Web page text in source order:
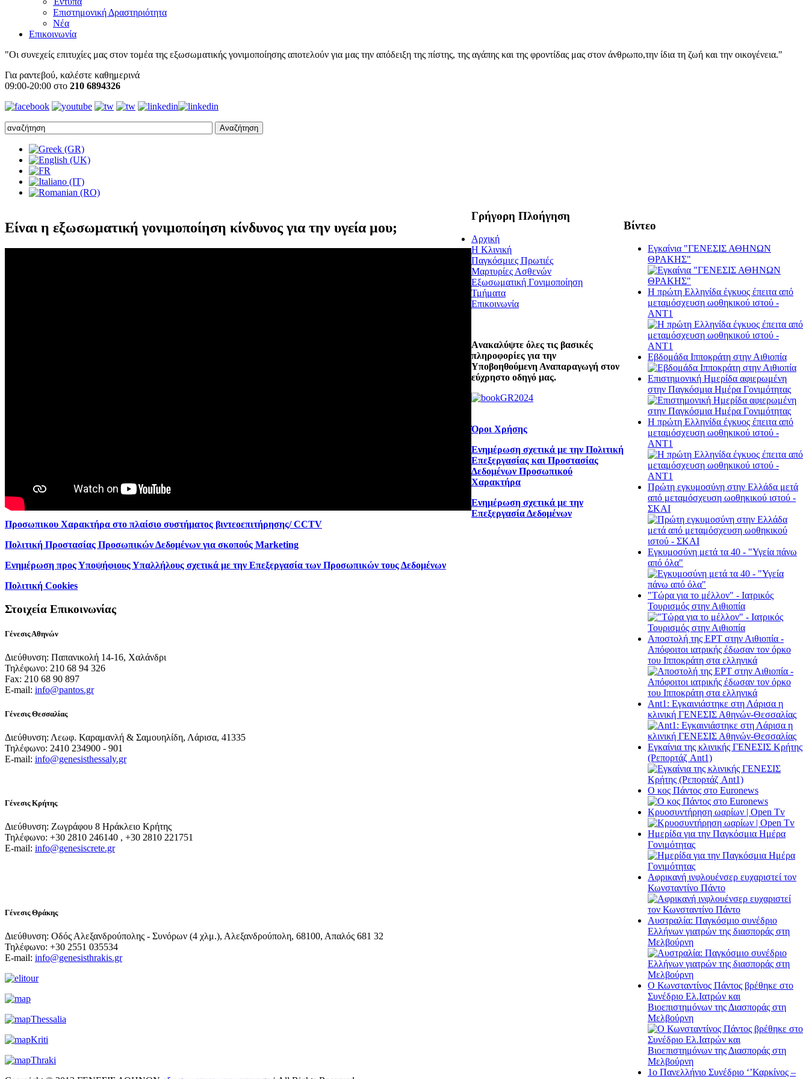
Επιστημονική Δραστηριότητα
Νέα
Επικοινωνία
"Οι συνεχείς επιτυχίες μας στον τομέα της εξωσωματικής γονιμοποίησης αποτελούν για μας την απόδειξη της πίστης, της αγάπης και της φροντίδας μας στον άνθρωπο,την ίδια τη ζωή και την οικογένεια."
Για ραντεβού, καλέστε καθημερινά
09:00-20:00 στο 210 6894326
Είναι η εξωσωματική γονιμοποίηση κίνδυνος για την υγεία μου; Βίντεο
Εγκαίνια "ΓΕΝΕΣΙΣ ΑΘΗΝΩΝ
ΘΡΑΚΗΣ"
Η πρώτη Ελληνίδα έγκυος έπειτα από
μεταμόσχευση ωοθηκικού ιστού -
ΑΝΤ1
Εβδομάδα Ιπποκράτη στην Αιθιοπία
Επιστημονική Ημερίδα αφιερωμένη
στην Παγκόσμια Ημέρα Γονιμότητας
Η πρώτη Ελληνίδα έγκυος έπειτα από
μεταμόσχευση ωοθηκικού ιστού -
ΑΝΤ1
Πρώτη εγκυμοσύνη στην Ελλάδα μετά
από μεταμόσχευση ωοθηκικού ιστού -
ΣΚΑΙ
Εγκυμοσύνη μετά τα 40 - "Υγεία πάνω
από όλα"
"Τώρα για το μέλλον" - Ιατρικός
Τουρισμός στην Αιθιοπία
Αποστολή της ΕΡΤ στην Αιθιοπία -
Απόφοιτοι ιατρικής έδωσαν τον όρκο
του Ιπποκράτη στα ελληνικά
Ant1: Εγκαινιάστηκε στη Λάρισα η
κλινική ΓΕΝΕΣΙΣ Αθηνών-Θεσσαλίας
Εγκαίνια της κλινικής ΓΕΝΕΣΙΣ Κρήτης
(Ρεπορτάζ Ant1)
Ο κος Πάντος στο Euronews
Κρυοσυντήρηση ωαρίων | Open Tv
Ημερίδα για την Παγκόσμια Ημέρα
Γονιμότητας
Αφρικανή ινφλουένσερ ευχαριστεί τον
Κωνσταντίνο Πάντο
Αυστραλία: Παγκόσμιο συνέδριο
Ελλήνων γιατρών της διασποράς στη
Μελβούρνη
Ο Κωνσταντίνος Πάντος βρέθηκε στο
Συνέδριο Ελ.Iατρών και
Βιοεπιστημόνων της Διασποράς στη
Μελβούρνη
1ο Πανελλήνιο Συνέδριο ‘’Καρκίνος –
Γρήγορη Πλοήγηση
Αρχική
Η Κλινική
Παγκόσμιες Πρωτιές
Μαρτυρίες Ασθενών
Εξωσωματική Γονιμοποίηση
Τμήματα
Επικοινωνία
Aνακαλύψτε όλες τις βασικές
πληροφορίες για την
Υποβοηθούμενη Αναπαραγωγή στον
εύχρηστο οδηγό μας.
Όροι Χρήσης
Ενημέρωση σχετικά με την Πολιτική
Επεξεργασίας και Προστασίας
Δεδομένων Προσωπικού
Χαρακτήρα
Ενημέρωση σχετικά με την
Επεξεργασία Δεδομένων
Προσωπικου Χαρακτήρα στο πλαίσιο συστήματος βιντεοεπιτήρησης/ CCTV
Πολιτική Προστασίας Προσωπικών Δεδομένων για σκοπούς Marketing
Ενημέρωση προς Υποψήφιους Υπαλλήλους σχετικά με την Επεξεργασία των Προσωπικών τους Δεδομένων
Πολιτική Cookies
Στοιχεία Επικοινωνίας
Γένεσις Αθηνών
Διεύθυνση: Παπανικολή 14-16, Χαλάνδρι
Τηλέφωνο: 210 68 94 326
Fax: 210 68 90 897
E-mail: info@pantos.gr
Γένεσις Θεσσαλίας
Διεύθυνση: Λεωφ. Καραμανλή & Σαμουηλίδη, Λάρισα, 41335
Τηλέφωνο: 2410 234900 - 901
E-mail: info@genesisthessaly.gr
Γένεσις Κρήτης
Διεύθυνση: Ζωγράφου 8 Ηράκλειο Κρήτης
Τηλέφωνο: +30 2810 246140 , +30 2810 221751
E-mail: info@genesiscrete.gr
Γένεσις Θράκης
Διεύθυνση: Οδός Αλεξανδρούπολης - Συνόρων (4 χλμ.), Αλεξανδρούπολη, 68100, Απαλός 681 32
Τηλέφωνο: +30 2551 035534
E-mail: info@genesisthrakis.gr